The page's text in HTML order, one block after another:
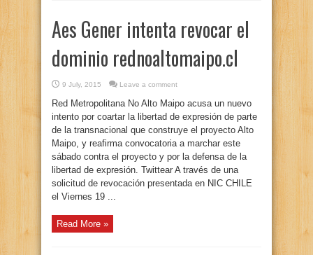
Aes Gener intenta revocar el
dominio rednoaltomaipo.cl
9 July, 2015 Leave a comment
Red Metropolitana No Alto Maipo acusa un nuevo
intento por coartar la libertad de expresión de parte
de la transnacional que construye el proyecto Alto
Maipo, y reafirma convocatoria a marchar este
sábado contra el proyecto y por la defensa de la
libertad de expresión. Twittear A través de una
solicitud de revocación presentada en NIC CHILE
el Viernes 19 ...
Read More »